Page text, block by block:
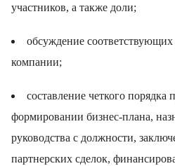
участников, а также доли;
обсуждение
компании;
составление четкого
формировании бизнес-плана,
руководства с должности,
партнерских сделок,